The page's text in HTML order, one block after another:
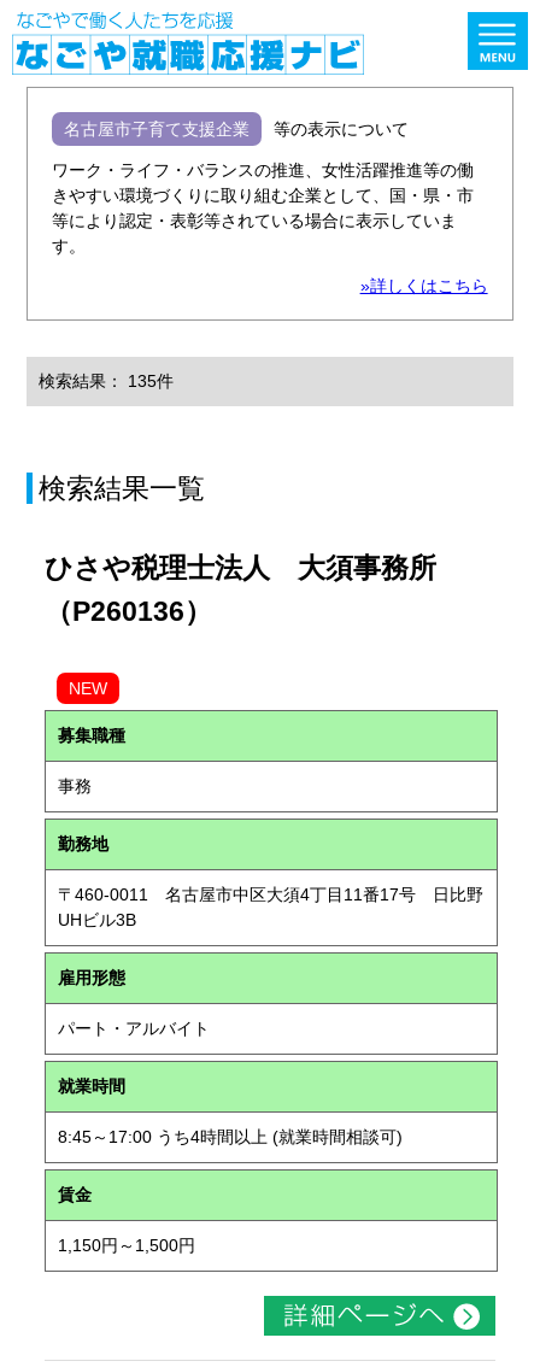
名古屋市子育て支援企業 等の表示について
ワーク・ライフ・バランスの推進、女性活躍推進等の働
きやすい環境づくりに取り組む企業として、国・県・市
等により認定・表彰等されている場合に表示していま
す。
»詳しくはこちら
検索結果： 135件
検索結果一覧
ひさや税理士法人 大須事務所
（P260136）
NEW
募集職種
事務
勤務地
〒460-0011 名古屋市中区大須4丁目11番17号 日比野
UHビル3B
雇用形態
パート・アルバイト
就業時間
8:45～17:00 うち4時間以上 (就業時間相談可)
賃金
1,150円～1,500円